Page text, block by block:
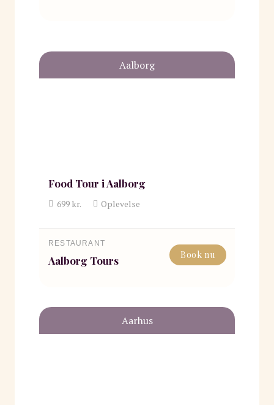
Aalborg
Food Tour i Aalborg
699kr. Oplevelse
RESTAURANT
Aalborg Tours Book nu
Aarhus